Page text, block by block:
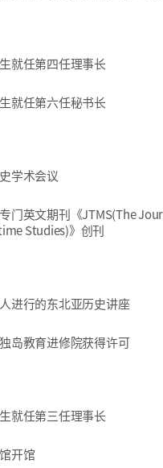
就任第四任理事长
就任第六任秘书长
学术会议
门英文期刊《JTMS(The
Studies)》创刊
进行的东北亚历史讲座
岛教育进修院获得许可
就任第三任理事长
开馆